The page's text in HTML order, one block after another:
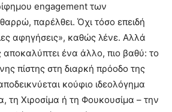
engagement των
παρέλθει. Όχι τόσο επειδή
αφηγήσεις», καθώς λένε. Aλλά
αποκαλύπτει ένα άλλο, πιο βαθύ: το
πίστης στη διαρκή πρόοδο της
κούφιο ιδεολόγημα
τη Xιροσίμα ή τη Φουκουσίμα – την